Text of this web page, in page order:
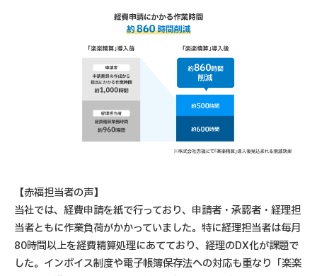
【赤福担当者の声】
当社では、経費申請を紙で行っており、申請者・承認者・経理担
当者ともに作業負荷がかかっていました。特に経理担当者は毎月
80時間以上を経費精算処理にあてており、経理のDX化が課題で
した。インボイス制度や電子帳簿保存法への対応も重なり「楽楽